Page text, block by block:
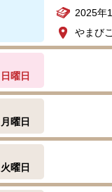
2025年
やまび
日曜日
月曜日
火曜日